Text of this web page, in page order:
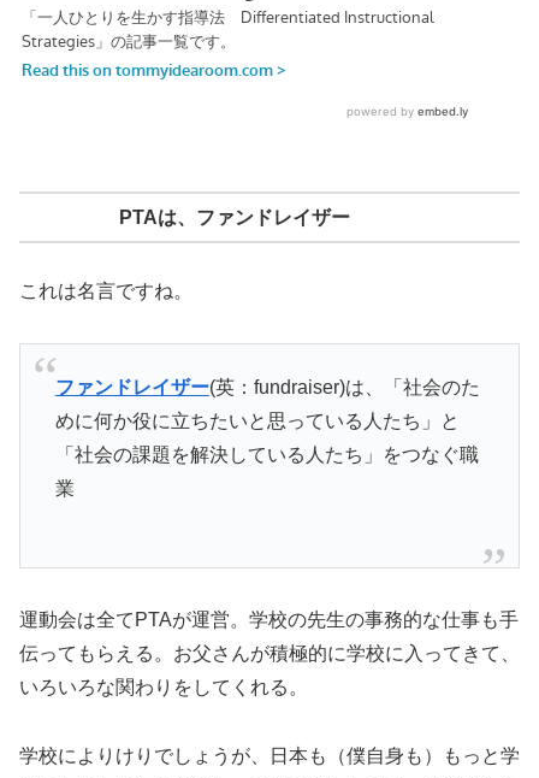
PTAは、ファンドレイザー
これは名言ですね。
ファンドレイザー(英：fundraiser)は、「社会のた
めに何か役に立ちたいと思っている人たち」と
「社会の課題を解決している人たち」をつなぐ職
業
運動会は全てPTAが運営。学校の先生の事務的な仕事も手
伝ってもらえる。お父さんが積極的に学校に入ってきて、
いろいろな関わりをしてくれる。
学校によりけりでしょうが、日本も（僕自身も）もっと学